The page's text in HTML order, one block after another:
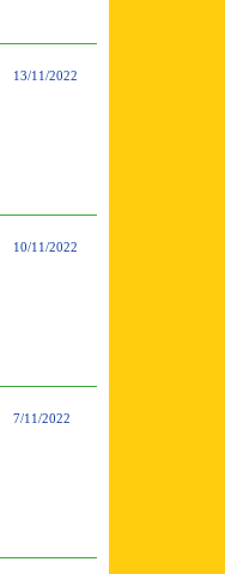
13/11/2022
10/11/2022
7/11/2022